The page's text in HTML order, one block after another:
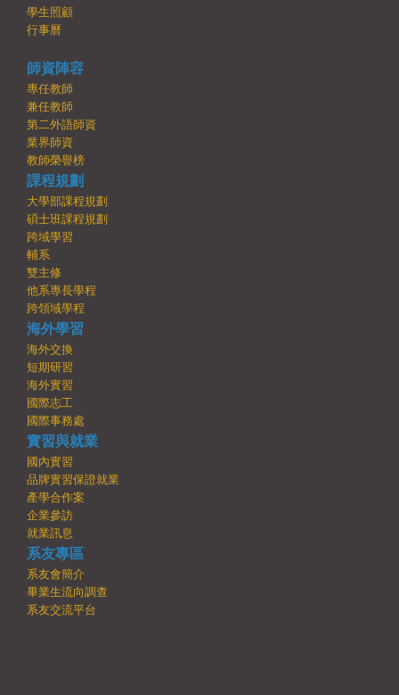
學生照顧
行事曆
師資陣容
專任教師
兼任教師
第二外語師資
業界師資
教師榮譽榜
課程規劃
大學部課程規劃
碩士班課程規劃
跨域學習
輔系
雙主修
他系專長學程
跨領域學程
海外學習
海外交換
短期研習
海外實習
國際志工
國際事務處
實習與就業
國內實習
品牌實習保證就業
產學合作案
企業參訪
就業訊息
系友專區
系友會簡介
畢業生流向調查
系友交流平台